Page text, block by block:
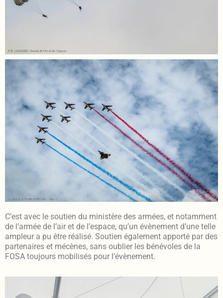
C’est avec le soutien du ministère des armées, et notamment
de l’armée de l’air et de l’espace, qu’un évènement d’une telle
ampleur a pu être réalisé. Soutien également apporté par des
partenaires et mécènes, sans oublier les bénévoles de la
FOSA toujours mobilisés pour l’évènement.